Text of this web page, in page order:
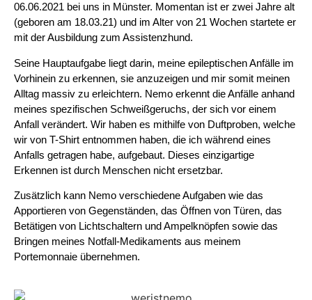
06.06.2021 bei uns in Münster. Momentan ist er zwei Jahre alt
(geboren am 18.03.21) und im Alter von 21 Wochen startete er
mit der Ausbildung zum Assistenzhund.
Seine Hauptaufgabe liegt darin, meine epileptischen Anfälle im
Vorhinein zu erkennen, sie anzuzeigen und mir somit meinen
Alltag massiv zu erleichtern. Nemo erkennt die Anfälle anhand
meines spezifischen Schweißgeruchs, der sich vor einem
Anfall verändert. Wir haben es mithilfe von Duftproben, welche
wir von T-Shirt entnommen haben, die ich während eines
Anfalls getragen habe, aufgebaut. Dieses einzigartige
Erkennen ist durch Menschen nicht ersetzbar.
Zusätzlich kann Nemo verschiedene Aufgaben wie das
Apportieren von Gegenständen, das Öffnen von Türen, das
Betätigen von Lichtschaltern und Ampelknöpfen sowie das
Bringen meines Notfall-Medikaments aus meinem
Portemonnaie übernehmen.